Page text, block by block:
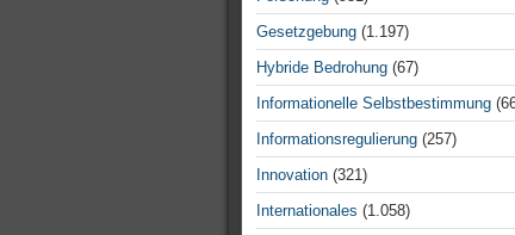
Gesetzgebung (1.197)
Hybride Bedrohung (67)
Informationelle Selbstbestimmung
Informationsregulierung (257)
Innovation (321)
Internationales (1.058)